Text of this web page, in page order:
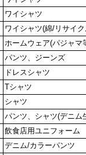
ワイシャツ
ワイシャツ(綿/リサイ
ホームウェア(パジャマ
パンツ、ジーンズ
ドレスシャツ
Tシャツ
シャツ
パンツ、シャツ(デニム
飲食店用ユニフォーム
デニム/カラーパンツ